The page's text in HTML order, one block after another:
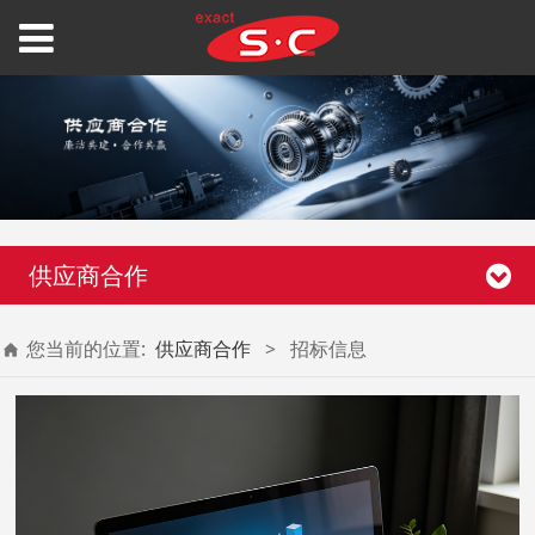
供应商合作
您当前的位置: 供应商合作 > 招标信息